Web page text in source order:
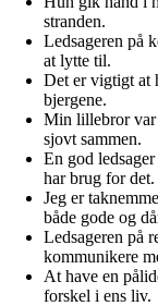
stranden.
Ledsageren på
at lytte til.
Det er vigtigt at
bjergene.
Min lillebror var
sjovt sammen.
En god
har brug for det.
Jeg er
både gode og
Ledsageren på
kommunikere
At have en
forskel i ens liv.